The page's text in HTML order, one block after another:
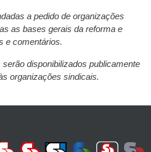
a pedido de organizações
as bases gerais da reforma e
e comentários.
disponibilizados publicamente
organizações sindicais.